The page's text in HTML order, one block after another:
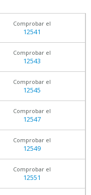
Comprobar el
12541
Comprobar el
12543
Comprobar el
12545
Comprobar el
12547
Comprobar el
12549
Comprobar el
12551